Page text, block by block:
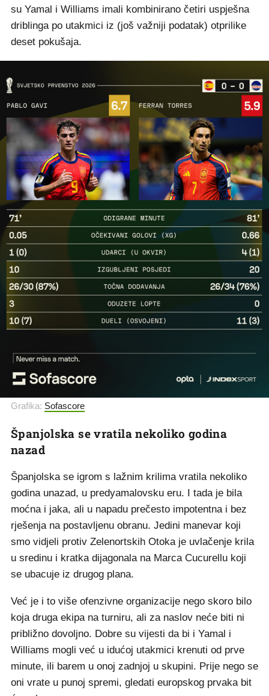
su Yamal i Williams imali kombinirano četiri uspješna
driblinga po utakmici iz (još važniji podatak) otprilike
deset pokušaja.
Grafika: Sofascore
Španjolska se vratila nekoliko godina
nazad
Španjolska se igrom s lažnim krilima vratila nekoliko
godina unazad, u predyamalovsku eru. I tada je bila
moćna i jaka, ali u napadu prečesto impotentna i bez
rješenja na postavljenu obranu. Jedini manevar koji
smo vidjeli protiv Zelenortskih Otoka je uvlačenje krila
u sredinu i kratka dijagonala na Marca Cucurellu koji
se ubacuje iz drugog plana.
Već je i to više ofenzivne organizacije nego skoro bilo
koja druga ekipa na turniru, ali za naslov neće biti ni
približno dovoljno. Dobre su vijesti da bi i Yamal i
Williams mogli već u idućoj utakmici krenuti od prve
minute, ili barem u onoj zadnjoj u skupini. Prije nego se
oni vrate u punoj spremi, gledati europskog prvaka bit